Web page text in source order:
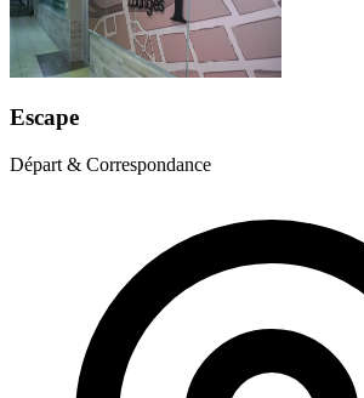
Escape
Départ & Correspondance